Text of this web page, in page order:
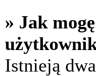
» Jak
Istnieją